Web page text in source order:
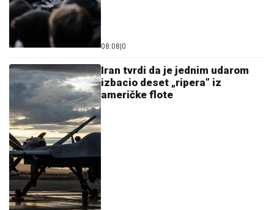
08:08 0
Iran tvrdi da je jednim udarom
izbacio deset „ripera” iz
američke flote